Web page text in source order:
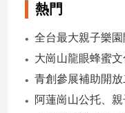
點】
熱門